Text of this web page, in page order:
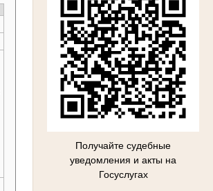
Получайте судебные
уведомления и акты на
Госуслугах